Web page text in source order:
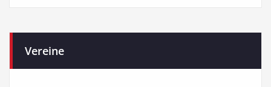
Vereine